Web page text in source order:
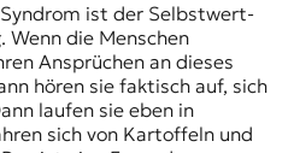
ist der Selbstwert-
Wenn die Menschen
Ansprüchen an dieses
hören sie faktisch auf, sich
laufen sie eben in
sich von Kartoffeln und